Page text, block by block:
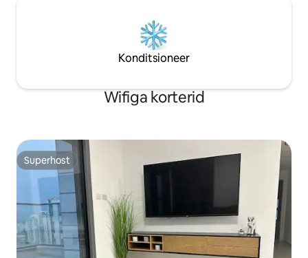
Konditsioneer
Wifiga korterid
Superhost
Superhost